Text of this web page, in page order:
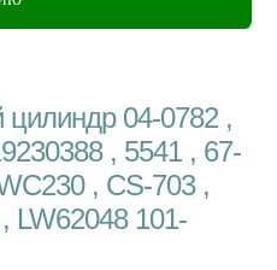
цилиндр 04-0782 ,
, 5541 , 67-
, CS-703 ,
LW62048 101-